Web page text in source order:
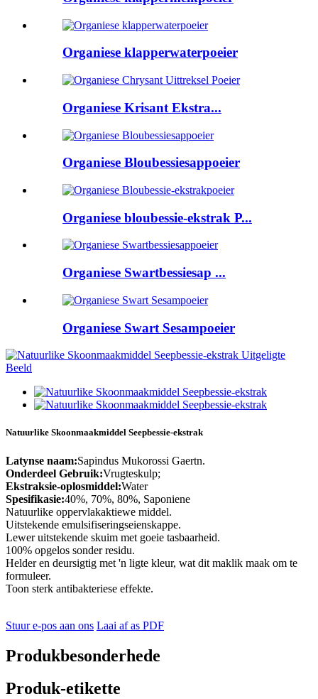
Organiese klapperwaterpoeier
Organiese Krisant Ekstra...
Organiese Bloubessiesappoeier
Organiese bloubessie-ekstrak P...
Organiese Swartbessiesap ...
Organiese Swart Sesampoeier
Natuurlike Skoonmaakmiddel Seepbessie-ekstrak
Latynse naam:Sapindus Mukorossi Gaertn.
Onderdeel Gebruik:Vrugteskulp;
Ekstraksie-oplosmiddel:Water
Spesifikasie:40%, 70%, 80%, Saponiene
Natuurlike oppervlakaktiewe middel.
Uitstekende emulsifiseringseienskappe.
Lewer uitstekende skuim met goeie tasbaarheid.
100% opgelos sonder residu.
Helder en deursigtig met 'n ligte kleur, wat dit maklik maak om te
formuleer.
Toon sterk antibakteriese effekte.
Stuur e-pos aan ons Laai af as PDF
Produkbesonderhede
Produk-etikette